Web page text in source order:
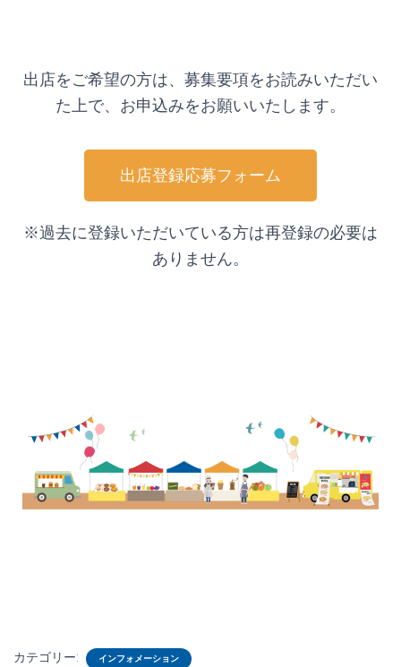
出店をご希望の方は、募集要項をお読みいただい
た上で、お申込みをお願いいたします。
出店登録応募フォーム
※過去に登録いただいている方は再登録の必要は
ありません。
カテゴリー: インフォメーション